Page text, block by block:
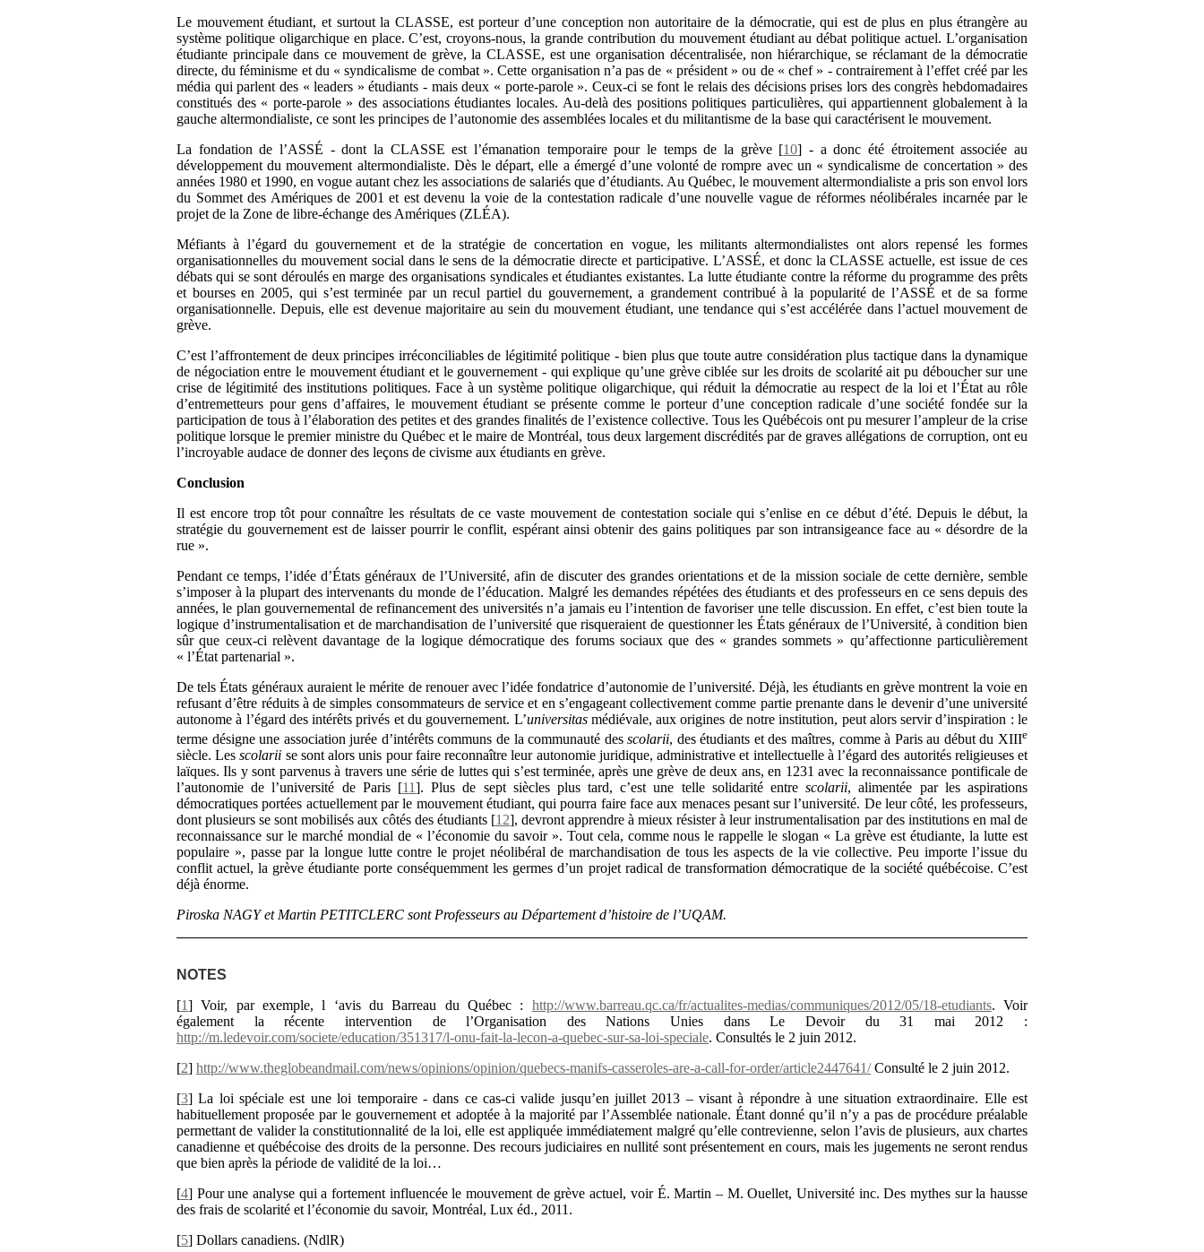
Le mouvement étudiant, et surtout la CLASSE, est porteur d’une conception non autoritaire de la démocratie, qui est de plus en plus étrangère au
système politique oligarchique en place. C’est, croyons-nous, la grande contribution du mouvement étudiant au débat politique actuel. L’organisation
étudiante principale dans ce mouvement de grève, la CLASSE, est une organisation décentralisée, non hiérarchique, se réclamant de la démocratie
directe, du féminisme et du « syndicalisme de combat ». Cette organisation n’a pas de « président » ou de « chef » - contrairement à l’effet créé par les
média qui parlent des « leaders » étudiants - mais deux « porte-parole ». Ceux-ci se font le relais des décisions prises lors des congrès hebdomadaires
constitués des « porte-parole » des associations étudiantes locales. Au-delà des positions politiques particulières, qui appartiennent globalement à la
gauche altermondialiste, ce sont les principes de l’autonomie des assemblées locales et du militantisme de la base qui caractérisent le mouvement.
La fondation de l’ASSÉ - dont la CLASSE est l’émanation temporaire pour le temps de la grève[10] - a donc été étroitement associée au
développement du mouvement altermondialiste. Dès le départ, elle a émergé d’une volonté de rompre avec un « syndicalisme de concertation » des
années 1980 et 1990, en vogue autant chez les associations de salariés que d’étudiants. Au Québec, le mouvement altermondialiste a pris son envol lors
du Sommet des Amériques de 2001 et est devenu la voie de la contestation radicale d’une nouvelle vague de réformes néolibérales incarnée par le
projet de la Zone de libre-échange des Amériques (ZLÉA).
Méfiants à l’égard du gouvernement et de la stratégie de concertation en vogue, les militants altermondialistes ont alors repensé les formes
organisationnelles du mouvement social dans le sens de la démocratie directe et participative. L’ASSÉ, et donc la CLASSE actuelle, est issue de ces
débats qui se sont déroulés en marge des organisations syndicales et étudiantes existantes. La lutte étudiante contre la réforme du programme des prêts
et bourses en 2005, qui s’est terminée par un recul partiel du gouvernement, a grandement contribué à la popularité de l’ASSÉ et de sa forme
organisationnelle. Depuis, elle est devenue majoritaire au sein du mouvement étudiant, une tendance qui s’est accélérée dans l’actuel mouvement de
grève.
C’est l’affrontement de deux principes irréconciliables de légitimité politique - bien plus que toute autre considération plus tactique dans la dynamique
de négociation entre le mouvement étudiant et le gouvernement - qui explique qu’une grève ciblée sur les droits de scolarité ait pu déboucher sur une
crise de légitimité des institutions politiques. Face à un système politique oligarchique, qui réduit la démocratie au respect de la loi et l’État au rôle
d’entremetteurs pour gens d’affaires, le mouvement étudiant se présente comme le porteur d’une conception radicale d’une société fondée sur la
participation de tous à l’élaboration des petites et des grandes finalités de l’existence collective. Tous les Québécois ont pu mesurer l’ampleur de la crise
politique lorsque le premier ministre du Québec et le maire de Montréal, tous deux largement discrédités par de graves allégations de corruption, ont eu
l’incroyable audace de donner des leçons de civisme aux étudiants en grève.
Conclusion
Il est encore trop tôt pour connaître les résultats de ce vaste mouvement de contestation sociale qui s’enlise en ce début d’été. Depuis le début, la
stratégie du gouvernement est de laisser pourrir le conflit, espérant ainsi obtenir des gains politiques par son intransigeance face au « désordre de la
rue ».
Pendant ce temps, l’idée d’États généraux de l’Université, afin de discuter des grandes orientations et de la mission sociale de cette dernière, semble
s’imposer à la plupart des intervenants du monde de l’éducation. Malgré les demandes répétées des étudiants et des professeurs en ce sens depuis des
années, le plan gouvernemental de refinancement des universités n’a jamais eu l’intention de favoriser une telle discussion. En effet, c’est bien toute la
logique d’instrumentalisation et de marchandisation de l’université que risqueraient de questionner les États généraux de l’Université, à condition bien
sûr que ceux-ci relèvent davantage de la logique démocratique des forums sociaux que des « grandes sommets » qu’affectionne particulièrement
« l’État partenarial ».
De tels États généraux auraient le mérite de renouer avec l’idée fondatrice d’autonomie de l’université. Déjà, les étudiants en grève montrent la voie en
refusant d’être réduits à de simples consommateurs de service et en s’engageant collectivement comme partie prenante dans le devenir d’une université
autonome à l’égard des intérêts privés et du gouvernement. L’universitasmédiévale, aux origines de notre institution, peut alors servir d’inspiration : le
terme désigne une association jurée d’intérêts communs de la communauté desscolarii, des étudiants et des maîtres, comme à Paris au début du XIIIe
siècle. Lesscolarii se sont alors unis pour faire reconnaître leur autonomie juridique, administrative et intellectuelle à l’égard des autorités religieuses et
laïques. Ils y sont parvenus à travers une série de luttes qui s’est terminée, après une grève de deux ans, en 1231 avec la reconnaissance pontificale de
l’autonomie de l’université de Paris[11]. Plus de sept siècles plus tard, c’est une telle solidarité entrescolarii, alimentée par les aspirations
démocratiques portées actuellement par le mouvement étudiant, qui pourra faire face aux menaces pesant sur l’université. De leur côté, les professeurs,
dont plusieurs se sont mobilisés aux côtés des étudiants[12], devront apprendre à mieux résister à leur instrumentalisation par des institutions en mal de
reconnaissance sur le marché mondial de « l’économie du savoir ». Tout cela, comme nous le rappelle le slogan « La grève est étudiante, la lutte est
populaire », passe par la longue lutte contre le projet néolibéral de marchandisation de tous les aspects de la vie collective. Peu importe l’issue du
conflit actuel, la grève étudiante porte conséquemment les germes d’un projet radical de transformation démocratique de la société québécoise. C’est
déjà énorme.
Piroska NAGY et Martin PETITCLERC sont Professeurs au Département d’histoire de l’UQAM.
NOTES
[1]Voir, par exemple, l ‘avis du Barreau du Québec : http://www.barreau.qc.ca/fr/actualites-medias/communiques/2012/05/18-etudiants. Voir
également la récente intervention de l’Organisation des Nations Unies dans Le Devoir du 31 mai 2012 :
http://m.ledevoir.com/societe/education/351317/l-onu-fait-la-lecon-a-quebec-sur-sa-loi-speciale. Consultés le 2 juin 2012.
[2] http://www.theglobeandmail.com/news/opinions/opinion/quebecs-manifs-casseroles-are-a-call-for-order/article2447641/Consulté le 2 juin 2012.
[3]La loi spéciale est une loi temporaire - dans ce cas-ci valide jusqu’en juillet 2013 – visant à répondre à une situation extraordinaire. Elle est
habituellement proposée par le gouvernement et adoptée à la majorité par l’Assemblée nationale. Étant donné qu’il n’y a pas de procédure préalable
permettant de valider la constitutionnalité de la loi, elle est appliquée immédiatement malgré qu’elle contrevienne, selon l’avis de plusieurs, aux chartes
canadienne et québécoise des droits de la personne. Des recours judiciaires en nullité sont présentement en cours, mais les jugements ne seront rendus
que bien après la période de validité de la loi…
[4] Pour une analyse qui a fortement influencée le mouvement de grève actuel, voir É. Martin – M. Ouellet, Université inc. Des mythes sur la hausse
des frais de scolarité et l’économie du savoir, Montréal, Lux éd., 2011.
[5] Dollars canadiens. (NdlR)